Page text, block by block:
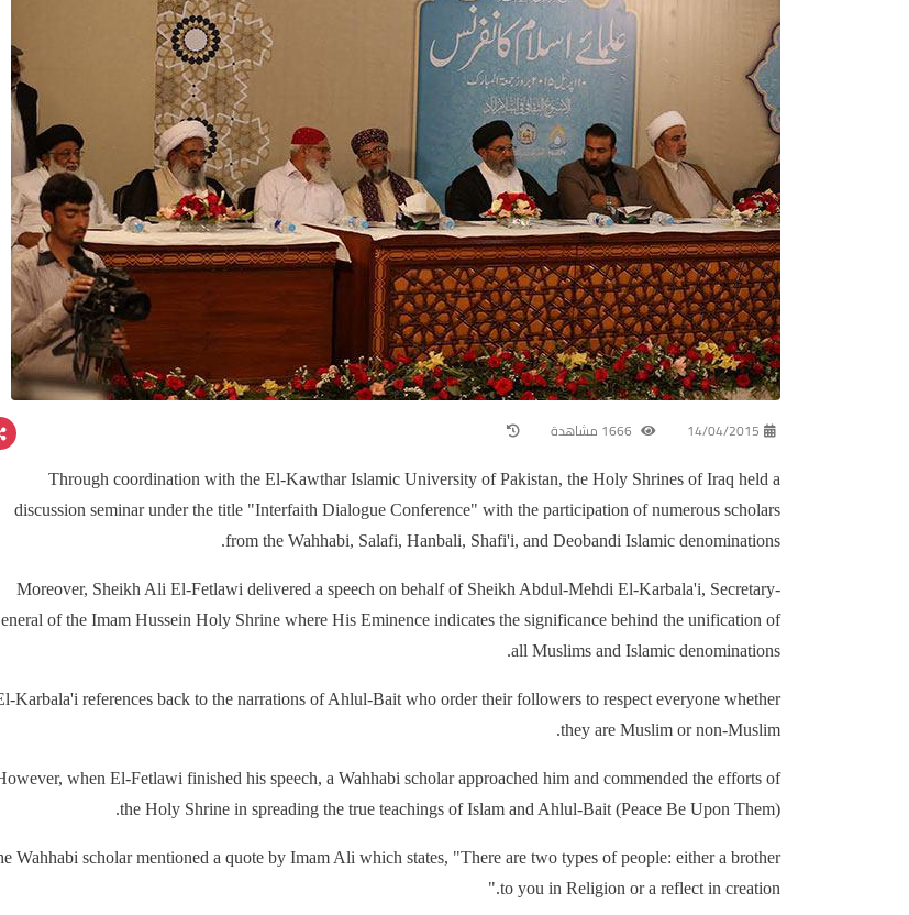
14/04/2015
Through coordination with the El-Kawthar Islamic University of Pakistan, the Holy Shrines of Iraq held a
discussion seminar under the title "Interfaith Dialogue Conference" with the participation of numerous scholars
from the Wahhabi, Salafi, Hanbali, Shafi'i, and Deobandi Islamic denominations.
Moreover, Sheikh Ali El-Fetlawi delivered a speech on behalf of Sheikh Abdul-Mehdi El-Karbala'i, Secretary-
of the Imam Hussein Holy Shrine where His Eminence indicates the significance behind the unification of
all Muslims and Islamic denominations.
Karbala'i references back to the narrations of Ahlul-Bait who order their followers to respect everyone whether
they are Muslim or non-Muslim.
when El-Fetlawi finished his speech, a Wahhabi scholar approached him and commended the efforts of
the Holy Shrine in spreading the true teachings of Islam and Ahlul-Bait (Peace Be Upon Them).
Wahhabi scholar mentioned a quote by Imam Ali which states, "There are two types of people: either a brother
to you in Religion or a reflect in creation."